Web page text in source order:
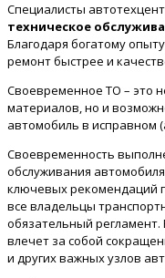
Специалисты
техническое
Благодаря богатому
ремонт быстрее и
Своевременное ТО – это
материалов, но и
автомобиль в исправном
Своевременность
обслуживания
ключевых рекомендаций
все владельцы
обязательный
влечет за собой
и других важных узлов